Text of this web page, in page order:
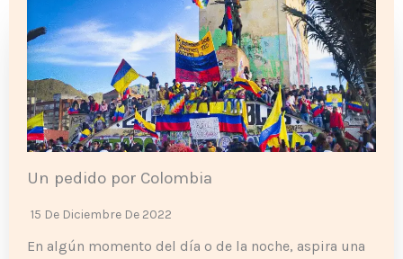
Un pedido por Colombia
15 De Diciembre De 2022
En algún momento del día o de la noche, aspira una